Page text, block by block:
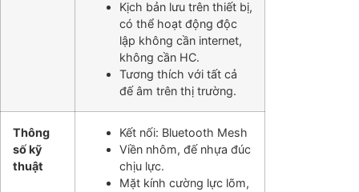
Kịch bản lưu trên thiết bị,
có thể hoạt động độc
lập không cần internet,
không cần HC.
Tương thích với tất cả
đế âm trên thị trường.
Thông
số kỹ
thuật
Kết nối: Bluetooth Mesh
Viền nhôm, đế nhựa đúc
chịu lực.
Mặt kính cường lực lõm,